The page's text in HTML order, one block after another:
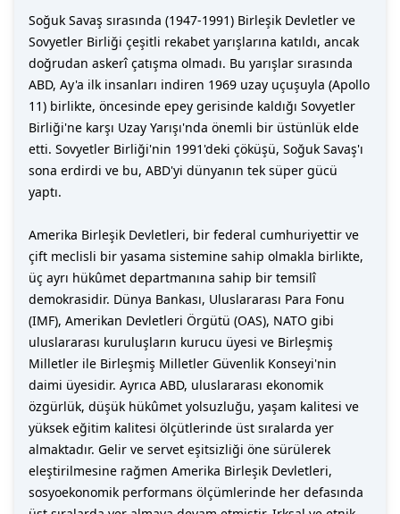
Soğuk Savaş sırasında (1947-1991) Birleşik Devletler ve
Sovyetler Birliği çeşitli rekabet yarışlarına katıldı, ancak
doğrudan askerî çatışma olmadı. Bu yarışlar sırasında
ABD, Ay'a ilk insanları indiren 1969 uzay uçuşuyla (Apollo
11) birlikte, öncesinde epey gerisinde kaldığı Sovyetler
Birliği'ne karşı Uzay Yarışı'nda önemli bir üstünlük elde
etti. Sovyetler Birliği'nin 1991'deki çöküşü, Soğuk Savaş'ı
sona erdirdi ve bu, ABD'yi dünyanın tek süper gücü
yaptı.
Amerika Birleşik Devletleri, bir federal cumhuriyettir ve
çift meclisli bir yasama sistemine sahip olmakla birlikte,
üç ayrı hükûmet departmanına sahip bir temsilî
demokrasidir. Dünya Bankası, Uluslararası Para Fonu
(IMF), Amerikan Devletleri Örgütü (OAS), NATO gibi
uluslararası kuruluşların kurucu üyesi ve Birleşmiş
Milletler ile Birleşmiş Milletler Güvenlik Konseyi'nin
daimi üyesidir. Ayrıca ABD, uluslararası ekonomik
özgürlük, düşük hükûmet yolsuzluğu, yaşam kalitesi ve
yüksek eğitim kalitesi ölçütlerinde üst sıralarda yer
almaktadır. Gelir ve servet eşitsizliği öne sürülerek
eleştirilmesine rağmen Amerika Birleşik Devletleri,
sosyoekonomik performans ölçümlerinde her defasında